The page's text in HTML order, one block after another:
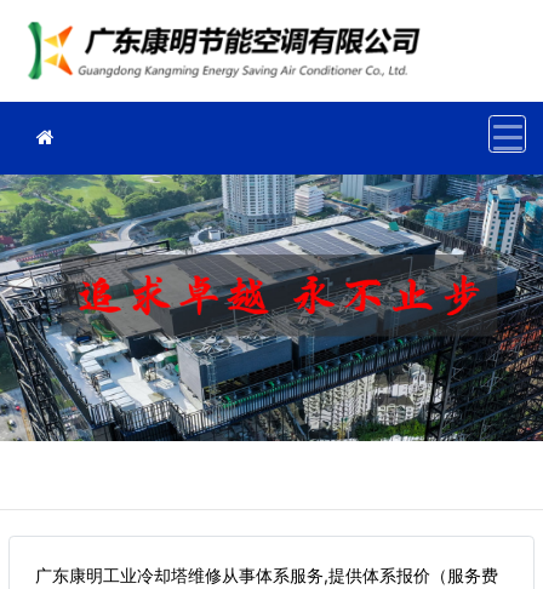
广东康明工业冷却塔维修从事体系服务,提供体系报价（服务费